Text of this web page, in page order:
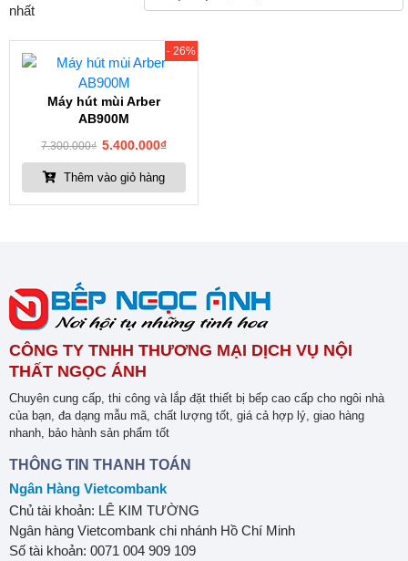
nhất
- 26%
Máy hút mùi Arber
AB900M
7.300.000₫ 5.400.000₫
Thêm vào giỏ hàng
CÔNG TY TNHH THƯƠNG MẠI DỊCH VỤ NỘI
THẤT NGỌC ÁNH
Chuyên cung cấp, thi công và lắp đặt thiết bị bếp cao cấp cho ngôi nhà
của bạn, đa dạng mẫu mã, chất lượng tốt, giá cả hợp lý, giao hàng
nhanh, bảo hành sản phẩm tốt
THÔNG TIN THANH TOÁN
Ngân Hàng Vietcombank
Chủ tài khoản: LÊ KIM TƯỜNG
Ngân hàng Vietcombank chi nhánh Hồ Chí Minh
Số tài khoản: 0071 004 909 109